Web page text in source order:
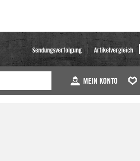
Sendungsverfolgung Artikelvergleich
MEIN KONTO